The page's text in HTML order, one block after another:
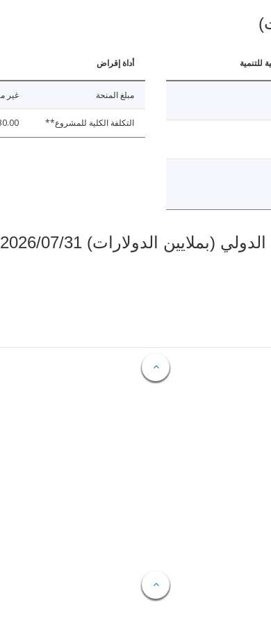
للتنمية أداة إقراض
مبلغ المنحة غير
التكلفة الكلية للمشروع**
الدولارات) 2026/07/31